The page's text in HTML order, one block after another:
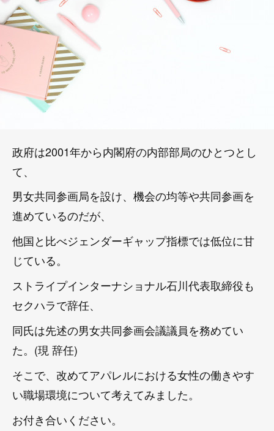
政府は2001年から内閣府の内部部局のひとつとし
て、
男女共同参画局を設け、機会の均等や共同参画を
進めているのだが、
他国と比べジェンダーギャップ指標では低位に甘
じている。
ストライプインターナショナル石川代表取締役も
セクハラで辞任、
同氏は先述の男女共同参画会議議員を務めてい
た。(現 辞任)
そこで、改めてアパレルにおける女性の働きやす
い職場環境について考えてみました。
お付き合いください。